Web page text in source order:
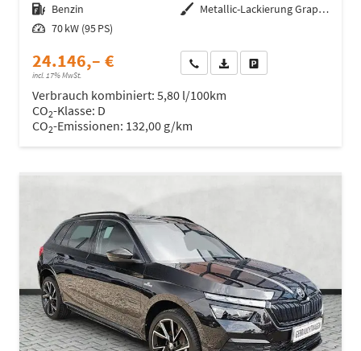
Kraftstoff Benzin Außenfarbe
Metallic-Lackierung Graphit-Grau
Leistung 70 kW (95 PS)
24.146,– €
incl. 17% MwSt.
Wir rufen Sie anFahrzeugexposé (PDF)
Verbrauch kombiniert: 5,80 l/100km
CO2-Klasse: D
CO2-Emissionen: 132,00 g/km